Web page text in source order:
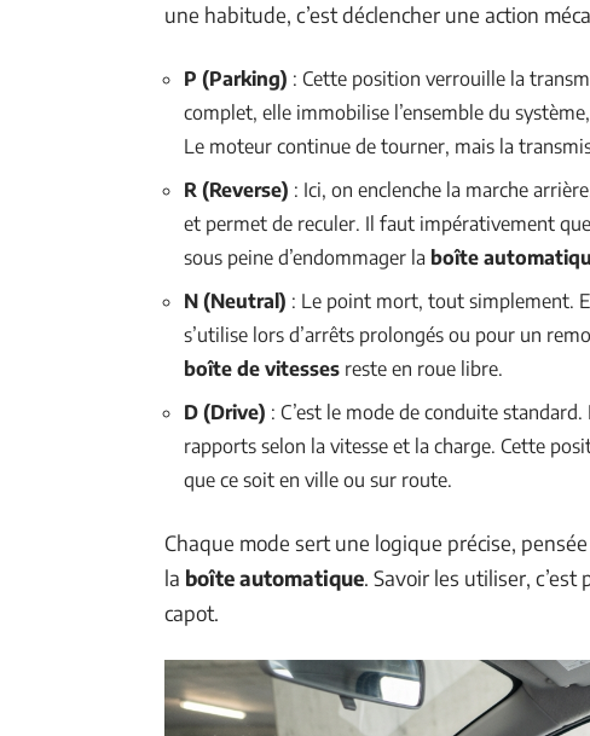
une habitude, c’est déclencher une action
P (Parking) : Cette position verrouille la
complet, elle immobilise l’ensemble du
Le moteur continue de tourner, mais la
R (Reverse) : Ici, on enclenche la marche
et permet de reculer. Il faut impérativement
sous peine d’endommager la boîte
N (Neutral) : Le point mort, tout simplement.
s’utilise lors d’arrêts prolongés ou pour un
boîte de vitesses reste en roue libre.
D (Drive) : C’est le mode de conduite standard.
rapports selon la vitesse et la charge. Cette
que ce soit en ville ou sur route.
Chaque mode sert une logique précise,
la boîte automatique. Savoir les utiliser,
capot.